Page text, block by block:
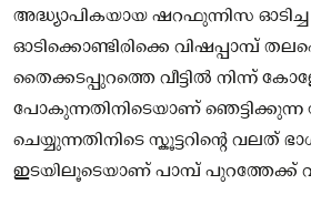
അദ്ധ്യാപികയായ ഷറഫുന്നിസ ഓടിച്ച
ഓടിക്കൊണ്ടിരിക്കെ വിഷപ്പാമ്പ്
തൈക്കടപ്പുറത്തെ വീട്ടിൽ നിന്ന്
പോകുന്നതിനിടെയാണ് ഞെട്ടിക്കുന്ന
ചെയ്യുന്നതിനിടെ സ്കൂട്ടറിന്റെ വലത്
ഇടയിലൂടെയാണ് പാമ്പ് പുറത്തേക്ക്